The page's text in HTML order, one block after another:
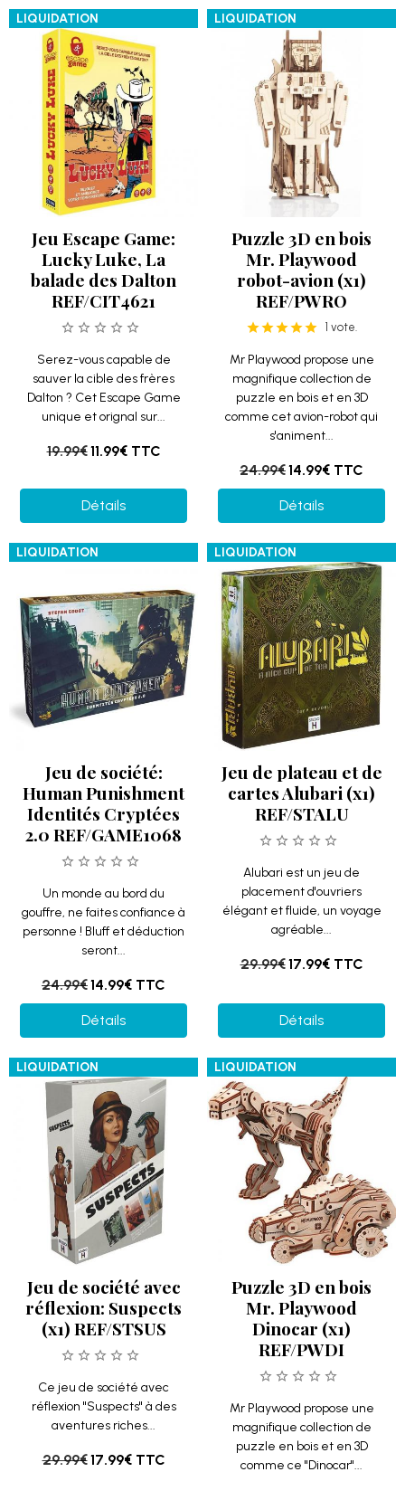
LIQUIDATION
Jeu Escape Game:
Lucky Luke, La
balade des Dalton
REF/CIT4621
Serez-vous capable de
sauver la cible des frères
Dalton ? Cet Escape Game
unique et orignal sur...
19.99€11.99€ TTC
Détails
LIQUIDATION
Puzzle 3D en bois
Mr. Playwood
robot-avion (x1)
REF/PWRO
1 vote.
Mr Playwood propose une
magnifique collection de
puzzle en bois et en 3D
comme cet avion-robot qui
s'animent...
24.99€14.99€ TTC
Détails
LIQUIDATION
Jeu de société:
Human Punishment
Identités Cryptées
2.0 REF/GAME1068
Un monde au bord du
gouffre, ne faites confiance à
personne ! Bluff et déduction
seront...
24.99€14.99€ TTC
Détails
LIQUIDATION
Jeu de plateau et de
cartes Alubari (x1)
REF/STALU
Alubari est un jeu de
placement d'ouvriers
élégant et fluide, un voyage
agréable...
29.99€17.99€ TTC
Détails
LIQUIDATION
Jeu de société avec
réflexion: Suspects
(x1) REF/STSUS
Ce jeu de société avec
réflexion "Suspects" à des
aventures riches...
29.99€17.99€ TTC
LIQUIDATION
Puzzle 3D en bois
Mr. Playwood
Dinocar (x1)
REF/PWDI
Mr Playwood propose une
magnifique collection de
puzzle en bois et en 3D
comme ce "Dinocar"...